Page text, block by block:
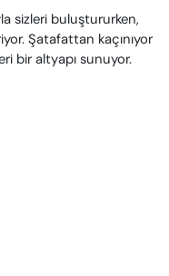
sizleri buluştururken,
Şatafattan kaçınıyor
bir altyapı sunuyor.